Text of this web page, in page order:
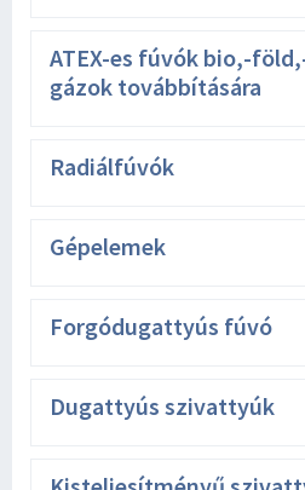
ATEX-es fúvók bio,-
gázok továbbítására
Radiálfúvók
Gépelemek
Forgódugattyús fúvó
Dugattyús szivattyúk